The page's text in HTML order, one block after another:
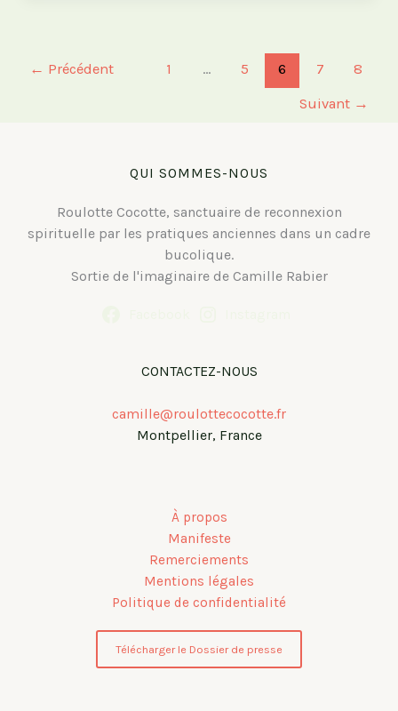
← Précédent 1 … 5 6 7 8
Suivant →
QUI SOMMES-NOUS
Roulotte Cocotte, sanctuaire de reconnexion
spirituelle par les pratiques anciennes dans un cadre
bucolique.
Sortie de l'imaginaire de Camille Rabier
CONTACTEZ-NOUS
camille@roulottecocotte.fr
Montpellier, France
À propos
Manifeste
Remerciements
Mentions légales
Politique de confidentialité
Télécharger le Dossier de presse